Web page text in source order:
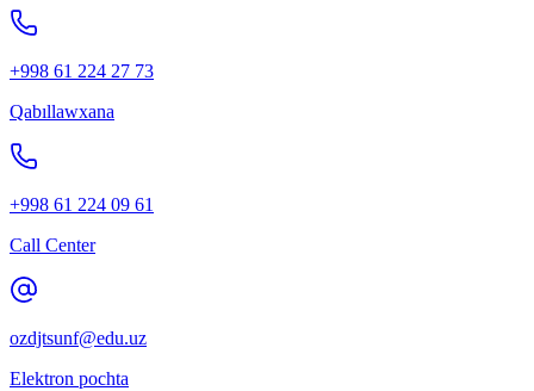
+998 61 224 27 73
Qabıllawxana
+998 61 224 09 61
Call Center
ozdjtsunf@edu.uz
Elektron pochta